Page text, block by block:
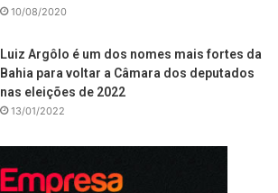
10/08/2020
Luiz Argôlo é um dos nomes mais fortes da
Bahia para voltar a Câmara dos deputados
nas eleições de 2022
13/01/2022